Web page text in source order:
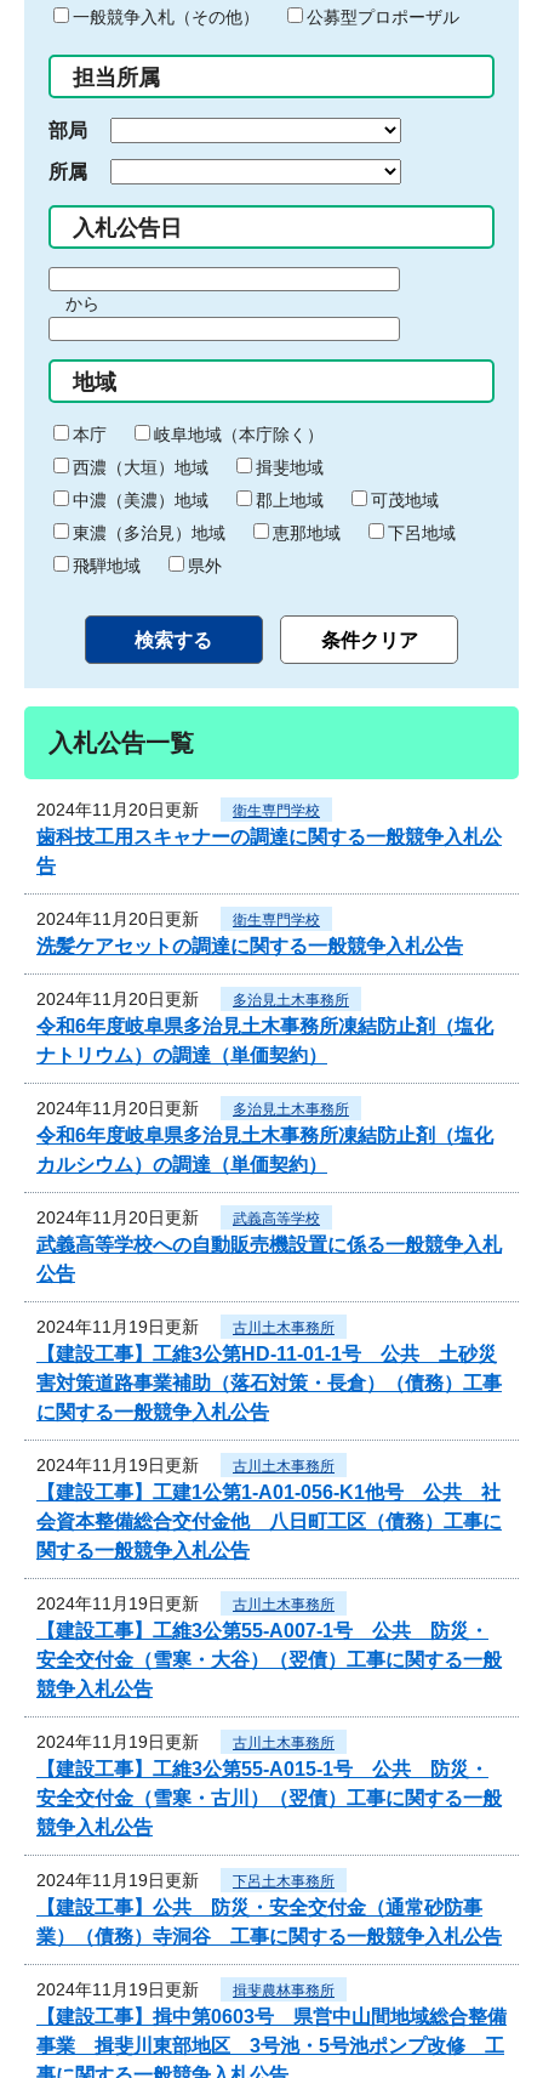
ド
入
力
一般競争入札（その他）
公募型プロポーザル
担当所属
部局
所属
入札公告日
間
始
り
から
間
終
わ
り
地域
本庁
岐阜地域（本庁除く）
西濃（大垣）地域
揖斐地域
中濃（美濃）地域
郡上地域
可茂地域
東濃（多治見）地域
恵那地域
下呂地域
飛騨地域
県外
入札公告一覧
2024年11月20日更新 衛生専門学校
歯科技工用スキャナーの調達に関する一般競争入札公
告
2024年11月20日更新 衛生専門学校
洗髪ケアセットの調達に関する一般競争入札公告
2024年11月20日更新 多治見土木事務所
令和6年度岐阜県多治見土木事務所凍結防止剤（塩化
ナトリウム）の調達（単価契約）
2024年11月20日更新 多治見土木事務所
令和6年度岐阜県多治見土木事務所凍結防止剤（塩化
カルシウム）の調達（単価契約）
2024年11月20日更新 武義高等学校
武義高等学校への自動販売機設置に係る一般競争入札
公告
2024年11月19日更新 古川土木事務所
【建設工事】工維3公第HD-11-01-1号 公共 土砂災
害対策道路事業補助（落石対策・長倉）（債務）工事
に関する一般競争入札公告
2024年11月19日更新 古川土木事務所
【建設工事】工建1公第1-A01-056-K1他号 公共 社
会資本整備総合交付金他 八日町工区（債務）工事に
関する一般競争入札公告
2024年11月19日更新 古川土木事務所
【建設工事】工維3公第55-A007-1号 公共 防災・
安全交付金（雪寒・大谷）（翌債）工事に関する一般
競争入札公告
2024年11月19日更新 古川土木事務所
【建設工事】工維3公第55-A015-1号 公共 防災・
安全交付金（雪寒・古川）（翌債）工事に関する一般
競争入札公告
2024年11月19日更新 下呂土木事務所
【建設工事】公共 防災・安全交付金（通常砂防事
業）（債務）寺洞谷 工事に関する一般競争入札公告
2024年11月19日更新 揖斐農林事務所
【建設工事】揖中第0603号 県営中山間地域総合整備
事業 揖斐川東部地区 3号池・5号池ポンプ改修 工